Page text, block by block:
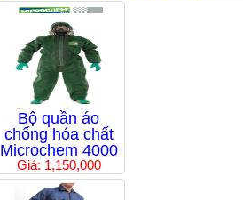
Bộ quần áo
chống hóa chất
Microchem 4000
Giá: 1,150,000